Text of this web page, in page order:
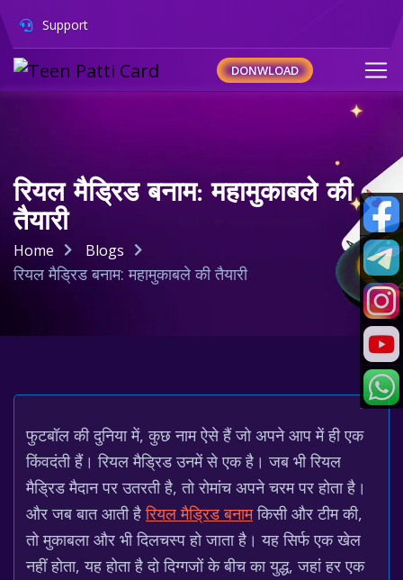
Support
DONWLOAD
रियल मैड्रिड बनाम: महामुकाबले की
तैयारी
Home Blogs
रियल मैड्रिड बनाम: महामुकाबले की तैयारी
फुटबॉल की दुनिया में, कुछ नाम ऐसे हैं जो अपने आप में ही एक
किंवदंती हैं। रियल मैड्रिड उनमें से एक है। जब भी रियल
मैड्रिड मैदान पर उतरती है, तो रोमांच अपने चरम पर होता है।
और जब बात आती हैरियल मैड्रिड बनामकिसी और टीम की,
तो मुकाबला और भी दिलचस्प हो जाता है। यह सिर्फ एक खेल
नहीं होता, यह होता है दो दिग्गजों के बीच का युद्ध, जहां हर एक